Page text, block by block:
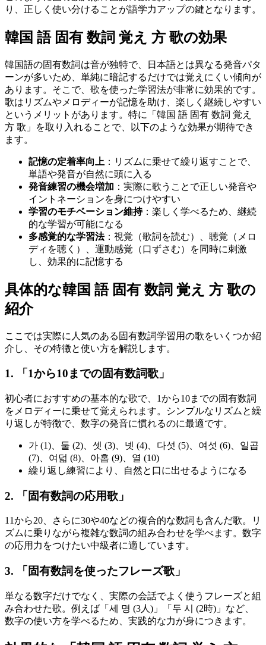
り、正しく使い分けることが語学力アップの鍵となります。
韓国 語 固有 数詞 覚え 方 歌の効果
韓国語の固有数詞は音が独特で、日本語とは異なる発音パタ
ーンが多いため、単純に暗記するだけでは覚えにくい傾向が
あります。そこで、歌を使った学習法が非常に効果的です。
歌はリズムやメロディーが記憶を助け、楽しく継続しやすい
というメリットがあります。特に「韓国 語 固有 数詞 覚え
方 歌」を取り入れることで、以下のような効果が期待でき
ます。
記憶の定着率向上 ：リズムに乗せて繰り返すことで、
単語や発音が自然に頭に入る
発音練習の機会増加 ：実際に歌うことで正しい発音や
イントネーションを身につけやすい
学習のモチベーション維持：楽しく学べるため、継続
的な学習が可能になる
多感覚的な学習法：視覚（歌詞を読む）、聴覚（メロ
ディを聴く）、運動感覚（口ずさむ）を同時に刺激
し、効果的に記憶する
具体的な韓国 語 固有 数詞 覚え 方 歌の
紹介
ここでは実際に人気のある固有数詞学習用の歌をいくつか紹
介し、その特徴と使い方を解説します。
1. 「1から10までの固有数詞歌」
初心者におすすめの基本的な歌で、1から10までの固有数詞
をメロディーに乗せて覚えられます。シンプルなリズムと繰
り返しが特徴で、数字の発音に慣れるのに最適です。
가 (1)、둘 (2)、셋 (3)、넷 (4)、다섯 (5)、여섯 (6)、일곱
(7)、여덟 (8)、아홉 (9)、열 (10)
繰り返し練習により、自然と口に出せるようになる
2. 「固有数詞の応用歌」
11から20、さらに30や40などの複合的な数詞も含んだ歌。リ
ズムに乗りながら複雑な数詞の組み合わせを学べます。数字
の応用力をつけたい中級者に適しています。
3. 「固有数詞を使ったフレーズ歌」
単なる数字だけでなく、実際の会話でよく使うフレーズと組
み合わせた歌。例えば「세 명 (3人)」「두 시 (2時)」など、
数字の使い方を学べるため、実践的な力が身につきます。